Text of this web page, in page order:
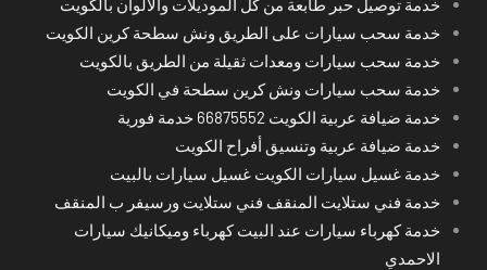
خدمة توصيل حبر طابعة من كل الموديلات والالوان بالكويت
خدمة سحب سيارات على الطريق ونش سطحة كرين الكويت
خدمة سحب سيارات ومعدات ثقيلة من الطريق بالكويت
خدمة سحب سيارات ونش كرين سطحة في الكويت
خدمة ضيافة عربية الكويت 66875552 خدمة فورية
خدمة ضيافة عربية وتنسيق أفراح الكويت
خدمة غسيل سيارات الكويت غسيل سيارات بالبيت
خدمة فني ستلايت المنقف فني ستلايت ورسيفر ب المنقف
خدمة كهرباء سيارات عند البيت كهرباء وميكانيك سيارات
الاحمدي